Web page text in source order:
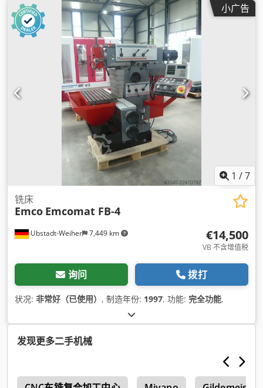
小广告
1 /7
Ubstadt-Weiher 7,449 km
铣床
Emco Emcomat FB-4
€14,500
VB 不含增值税
询问 拨打
状况: 非常好（已使用） , 制造年份: 1997, 功能: 完全功能,
发现更多二手机械